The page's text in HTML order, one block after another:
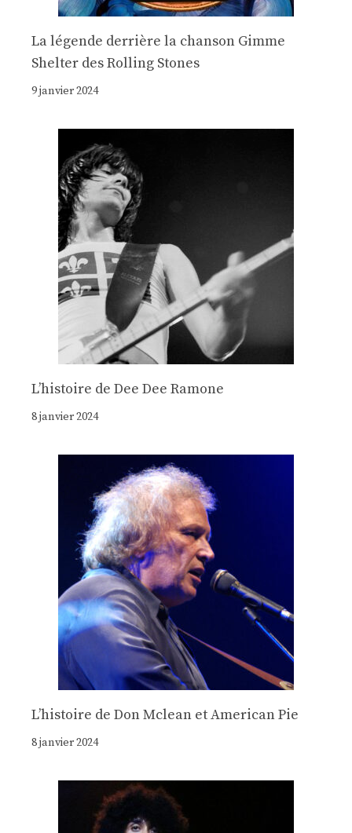
La légende derrière la chanson Gimme
Shelter des Rolling Stones
9 janvier 2024
Lʼhistoire de Dee Dee Ramone
8 janvier 2024
Lʼhistoire de Don Mclean et American Pie
8 janvier 2024